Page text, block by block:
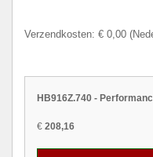
Verzendkosten: € 0,00
HB916Z.740 -
€ 208,16